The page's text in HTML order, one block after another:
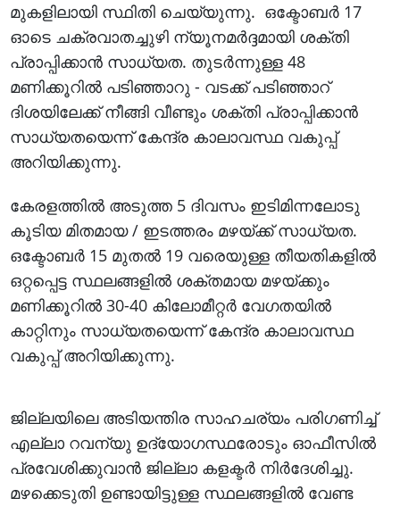
മുകളിലായി സ്ഥിതി ചെയ്യുന്നു. ഒക്ടോബർ 17
ഓടെ ചക്രവാതച്ചുഴി ന്യൂനമർദ്ദമായി ശക്തി
പ്രാപ്പിക്കാൻ സാധ്യത. തുടർന്നുള്ള 48
മണിക്കൂറിൽ പടിഞ്ഞാറു - വടക്ക് പടിഞ്ഞാറ്
ദിശയിലേക്ക് നീങ്ങി വീണ്ടും ശക്തി പ്രാപ്പിക്കാൻ
സാധ്യതയെന്ന് കേന്ദ്ര കാലാവസ്ഥ വകുപ്പ്
അറിയിക്കുന്നു.
കേരളത്തിൽ അടുത്ത 5 ദിവസം ഇടിമിന്നലോടു
കൂടിയ മിതമായ / ഇടത്തരം മഴയ്ക്ക് സാധ്യത.
ഒക്ടോബർ 15 മുതൽ 19 വരെയുള്ള തീയതികളിൽ
ഒറ്റപ്പെട്ട സ്ഥലങ്ങളിൽ ശക്തമായ മഴയ്ക്കും
മണിക്കൂറിൽ 30-40 കിലോമീറ്റർ വേഗതയിൽ
കാറ്റിനും സാധ്യതയെന്ന് കേന്ദ്ര കാലാവസ്ഥ
വകുപ്പ് അറിയിക്കുന്നു.
ജില്ലയിലെ അടിയന്തിര സാഹചര്യം പരിഗണിച്ച്
എല്ലാ റവന്യു ഉദ്യോഗസ്ഥരോടും ഓഫീസിൽ
പ്രവേശിക്കുവാൻ ജില്ലാ കളക്ടർ നിർദേശിച്ചു.
മഴക്കെടുതി ഉണ്ടായിട്ടുള്ള സ്ഥലങ്ങളിൽ വേണ്ട